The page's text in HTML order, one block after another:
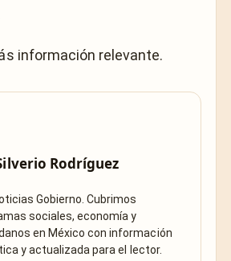
información relevante.
Rodríguez
Gobierno. Cubrimos
sociales, economía y
en México con información
y actualizada para el lector.